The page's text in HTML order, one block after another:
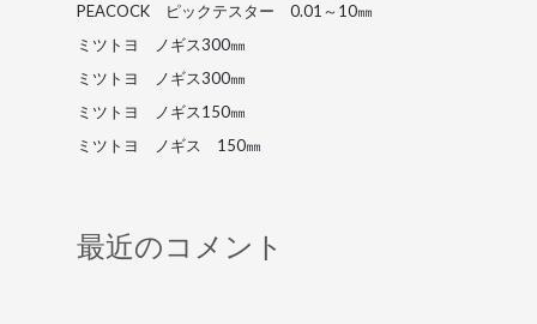
PEACOCK ピックテスター 0.01～10㎜
ミツトヨ ノギス300㎜
ミツトヨ ノギス300㎜
ミツトヨ ノギス150㎜
ミツトヨ ノギス 150㎜
最近のコメント